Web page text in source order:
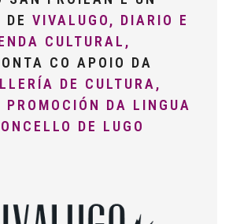
DE VIVALUGO, DIARIO E
CULTURAL,
CO APOIO DA
DE CULTURA,
PROMOCIÓN DA LINGUA
DE LUGO